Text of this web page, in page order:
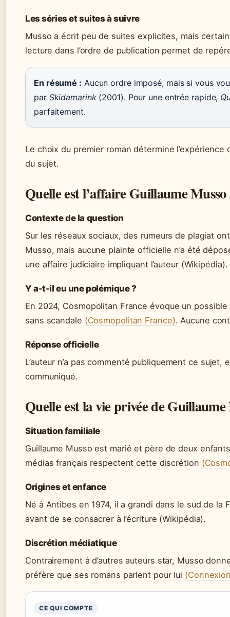
Les séries et suites à suivre
Musso a écrit peu de suites explicites, mais
lecture dans l’ordre de publication permet de
En résumé : Aucun ordre imposé, mais si vous
par Skidamarink(2001). Pour une entrée rapide,
parfaitement.
Le choix du premier roman détermine
du sujet.
Quelle est l’affaire Guillaume Musso
Contexte de la question
Sur les réseaux sociaux, des rumeurs de plagiat
Musso, mais aucune plainte officielle n’a été
une affaire judiciaire impliquant l’auteur (Wikipédia).
Y a-t-il eu une polémique ?
En 2024, Cosmopolitan France évoque un
sans scandale (Cosmopolitan France). Aucune
Réponse officielle
L’auteur n’a pas commenté publiquement ce
communiqué.
Quelle est la vie privée de Guillaume
Situation familiale
Guillaume Musso est marié et père de deux
médias français respectent cette discrétion
Origines et enfance
Né à Antibes en 1974, il a grandi dans le sud de la
avant de se consacrer à l’écriture (Wikipédia).
Discrétion médiatique
Contrairement à d’autres auteurs star, Musso
préfère que ses romans parlent pour lui
CE QUI COMPTE